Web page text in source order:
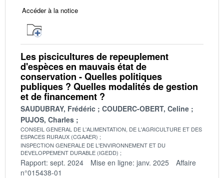
Accéder à la notice
Les piscicultures de repeuplement
d'espèces en mauvais état de
conservation - Quelles politiques
publiques ? Quelles modalités de gestion
et de financement ?
SAUDUBRAY, Frédéric
COUDERC-OBERT, Celine
PUJOS, Charles
CONSEIL GENERAL DE L'ALIMENTATION, DE L'AGRICULTURE ET DES
ESPACES RURAUX (CGAAER)
INSPECTION GENERALE DE L'ENVIRONNEMENT ET DU
DEVELOPPEMENT DURABLE (IGEDD)
Rapport: sept. 2024 Mise en ligne: janv. 2025
Affaire
n°015438-01